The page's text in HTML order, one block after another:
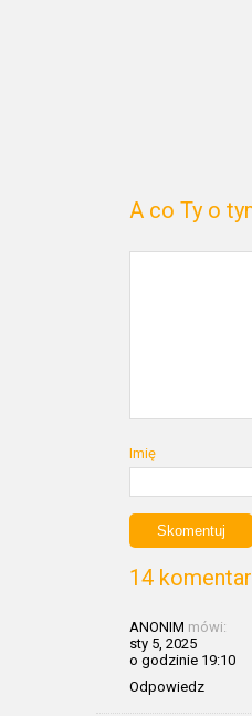
A co Ty o
Imię
14
ANONIM mówi:
sty 5, 2025
o godzinie 19:10
Odpowiedz